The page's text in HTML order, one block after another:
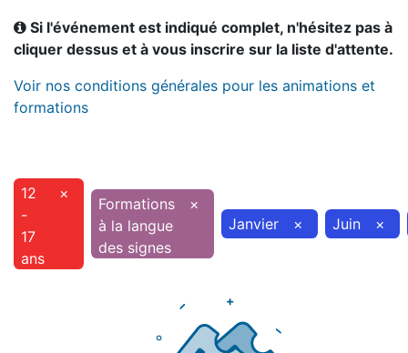
Si l'événement est indiqué complet, n'hésitez pas à
cliquer dessus et à vous inscrire sur la liste d'attente.
Voir nos conditions générales pour les animations et
formations
12
-
17
ans
×
Formations
à la langue
des signes
×
Janvier
× Juin ×